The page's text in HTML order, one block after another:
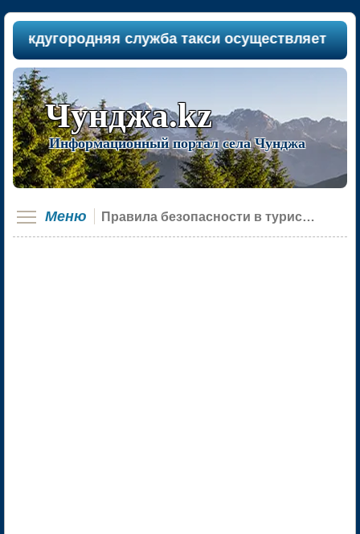
служба такси осуществляет
Чунджа.kz
Информационный портал села Чунджа
Меню Правила безопасности в туристических поездках